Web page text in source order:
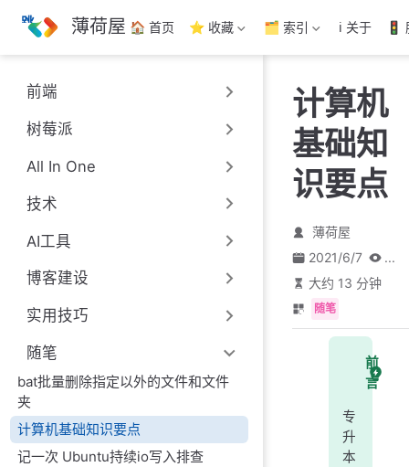
跳
主
要
內
容
薄荷屋 🏠 首页 ⭐ 收藏 🗂️ 索引 ℹ️ 关于 🚦
前端
树莓派
All In One
技术
AI工具
博客建设
实用技巧
随笔
bat批量删除指定以外的文件和文件
夹
计算机基础知识要点
记一次 Ubuntu持续io写入排查
计算机
基础知
识要点
薄荷屋
2021/6/7
...
大约 13 分钟
随笔
前
言
专
升
本